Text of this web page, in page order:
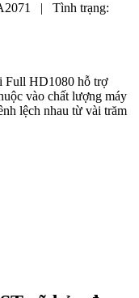
|
Tình trạng:
Full HD1080 hỗ trợ
vào chất lượng máy
lệch nhau từ vài trăm